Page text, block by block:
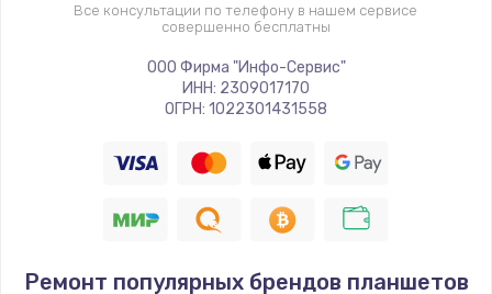
Все консультации по телефону в нашем сервисе
совершенно бесплатны
ООО Фирма "Инфо-Сервис"
ИНН: 2309017170
ОГРН: 1022301431558
Ремонт популярных брендов планшетов